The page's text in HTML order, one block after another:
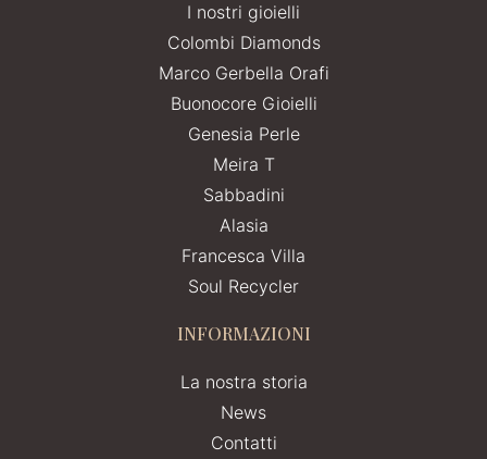
I nostri gioielli
Colombi Diamonds
Marco Gerbella Orafi
Buonocore Gioielli
Genesia Perle
Meira T
Sabbadini
Alasia
Francesca Villa
Soul Recycler
INFORMAZIONI
La nostra storia
News
Contatti